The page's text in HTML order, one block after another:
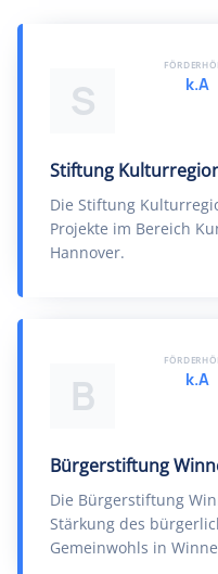
S
Stiftung
Die Stiftung
Projekte im Bereich
Hannover.
k.A
B
Bürgerstiftung
Die Bürgerstiftung
Stärkung des
Gemeinwohls in
k.A